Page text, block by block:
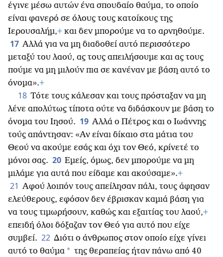
έγινε μέσω αυτών ένα σπουδαίο θαύμα, το οποίο
είναι φανερό σε όλους τους κατοίκους της
Ιερουσαλήμ,+ και δεν μπορούμε να το αρνηθούμε.
17 Αλλά για να μη διαδοθεί αυτό περισσότερο
μεταξύ του λαού, ας τους απειλήσουμε και ας τους
πούμε να μη μιλούν πια σε κανέναν με βάση αυτό το
όνομα».+
18 Τότε τους κάλεσαν και τους πρόσταξαν να μη
λένε απολύτως τίποτα ούτε να διδάσκουν με βάση το
όνομα του Ιησού. 19 Αλλά ο Πέτρος και ο Ιωάννης
τούς απάντησαν: «Αν είναι δίκαιο στα μάτια του
Θεού να ακούμε εσάς και όχι τον Θεό, κρίνετέ το
μόνοι σας. 20 Εμείς, όμως, δεν μπορούμε να μη
μιλάμε για αυτά που είδαμε και ακούσαμε».+
21 Αφού λοιπόν τους απείλησαν πάλι, τους άφησαν
ελεύθερους, εφόσον δεν έβρισκαν καμιά βάση για
να τους τιμωρήσουν, καθώς και εξαιτίας του λαού,+
επειδή όλοι δόξαζαν τον Θεό για αυτό που είχε
συμβεί. 22 Διότι ο άνθρωπος στον οποίο είχε γίνει
αυτό το θαύμα * της θεραπείας ήταν πάνω από 40